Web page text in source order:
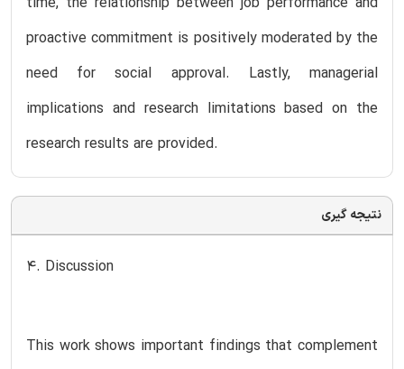
proactive commitment is positively moderated by the
need for social approval. Lastly, managerial
implications and research limitations based on the
research results are provided.
نتیجه گیری
4. Discussion
This work shows important findings that complement